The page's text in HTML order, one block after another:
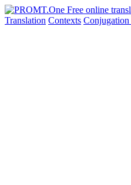
Translation Contexts Conjugation